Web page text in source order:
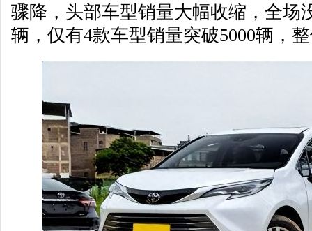
骤降，头部车型销量大幅收缩，全场
辆，仅有4款车型销量突破5000辆，